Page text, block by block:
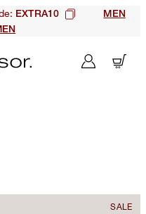
EXTRA10
MEN